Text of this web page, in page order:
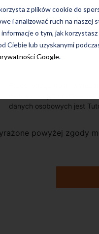
z plików cookie do
i analizować ruch na
o tym, jak
Ciebie lub uzyskanymi
Google.
Przechodząc dalej,
danych osobowych jest
powyżej zgody